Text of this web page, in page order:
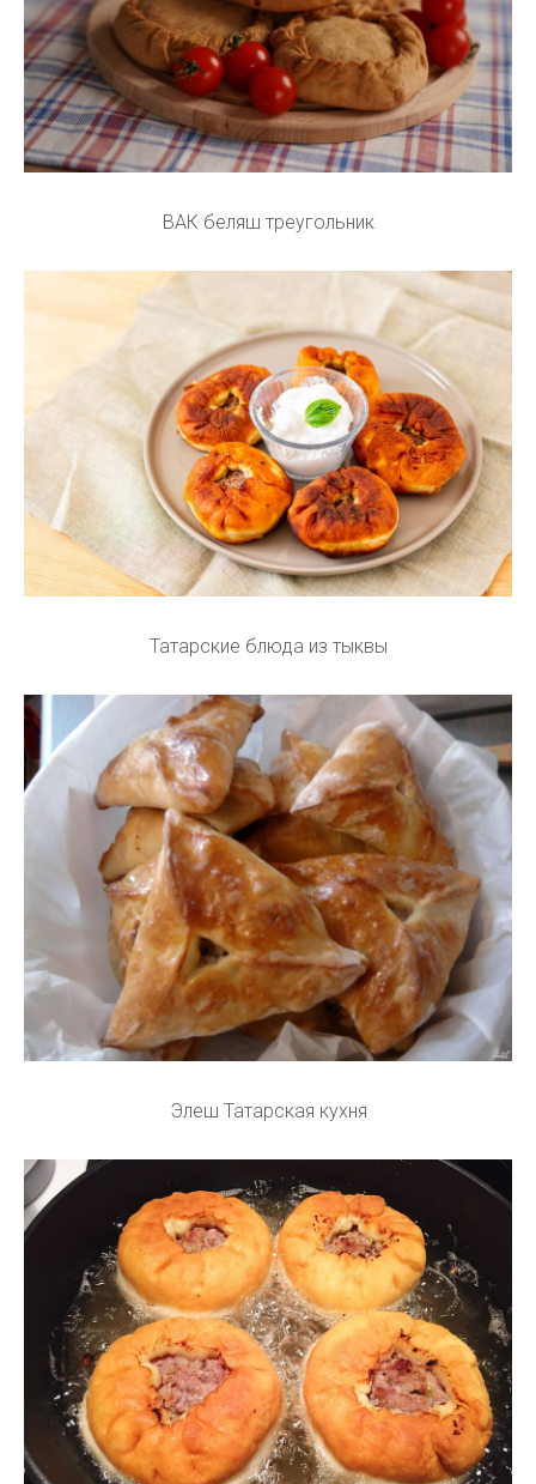
ВАК беляш треугольник
Татарские блюда из тыквы
Элеш Татарская кухня